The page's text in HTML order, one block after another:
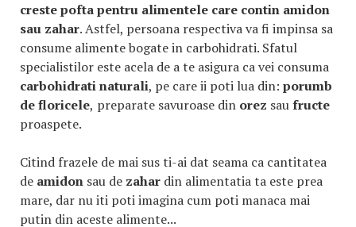
creste poftapentru alimentele care contin amidon
sau zahar. Astfel, persoana respectiva va fi impinsa sa
consume alimente bogate in carbohidrati. Sfatul
specialistilor este acela de a te asigura ca vei consuma
carbohidrati naturali, pe care ii poti lua din: porumb
de floricele, preparate savuroase din orez saufructe
proaspete.
Citind frazele de mai sus ti-ai dat seama ca cantitatea
de amidon sau de zahar din alimentatia ta este prea
mare, dar nu iti poti imagina cum poti manaca mai
putin din aceste alimente...